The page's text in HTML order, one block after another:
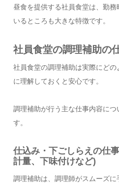
昼食を提供する社員食堂は、勤
いるところも大きな特徴です。
社員食堂の調理補助の
社員食堂の調理補助は実際にど
に理解しておくと安心です。
調理補助が行う主な仕事内容につ
す。
仕込み・下ごしらえの仕
計量、下味付けなど)
調理補助は、調理師がスムーズに